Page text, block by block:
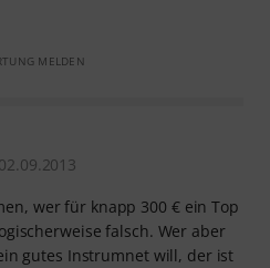
MELDEN
wer für knapp 300 € ein Top
falsch. Wer aber
gutes Instrumnet will, der ist